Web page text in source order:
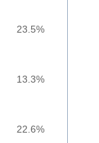
23.5%
13.3%
22.6%